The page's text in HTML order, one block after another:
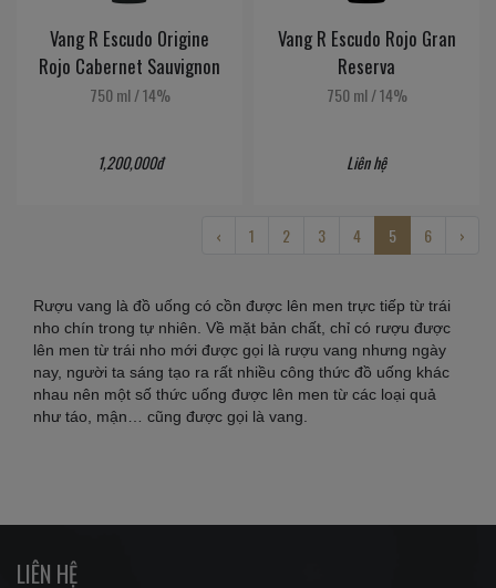
Vang R Escudo Origine
Rojo Cabernet Sauvignon
750 ml /14%
1,200,000đ
Vang R Escudo Rojo Gran
Reserva
750 ml /14%
Liên hệ
‹ 1 2 3 4 5 6 ›
Rượu vang là đồ uống có cồn được lên men trực tiếp từ trái
nho chín trong tự nhiên. Về mặt bản chất, chỉ có rượu được
lên men từ trái nho mới được gọi là rượu vang nhưng ngày
nay, người ta sáng tạo ra rất nhiều công thức đồ uống khác
nhau nên một số thức uống được lên men từ các loại quả
như táo, mận… cũng được gọi là vang.
LIÊN HỆ